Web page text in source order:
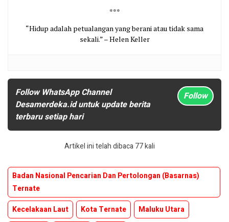
***
“Hidup adalah petualangan yang berani atau tidak sama
sekali.” – Helen Keller
Follow WhatsApp Channel
Desamerdeka.id untuk update berita
terbaru setiap hari
Follow
Artikel ini telah dibaca 77 kali
Badan Nasional Pencarian Dan Pertolongan (Basarnas)
Ternate
Kecelakaan Laut
Kota Ternate Maluku Utara